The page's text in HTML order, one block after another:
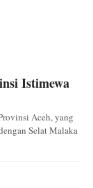
Istimewa
Aceh, yang
Selat Malaka